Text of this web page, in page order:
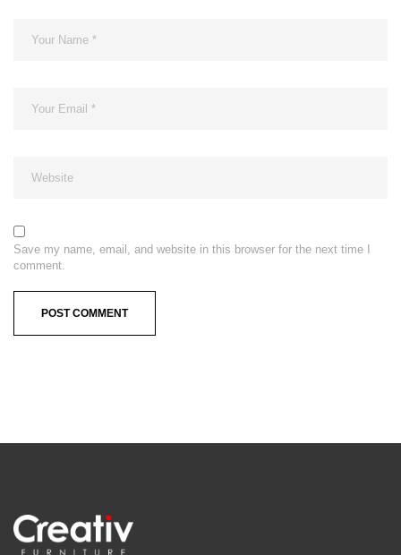
Save my name, email, and website in this browser for the next time I
comment.